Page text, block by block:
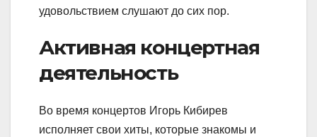
удовольствием слушают до сих пор.
Активная концертная
деятельность
Во время концертов Игорь Кибирев
исполняет свои хиты, которые знакомы и